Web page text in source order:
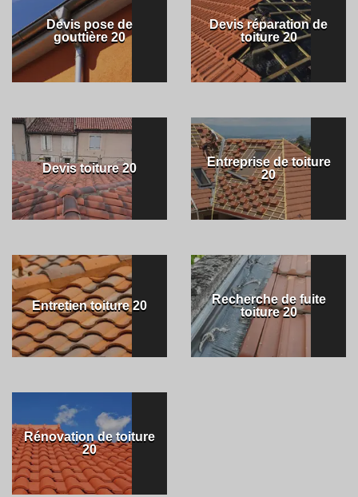
Devis pose de
gouttière 20
Devis réparation de
toiture 20
Devis toiture 20
Entreprise de toiture
20
Entretien toiture 20
Recherche de fuite
toiture 20
Rénovation de toiture
20